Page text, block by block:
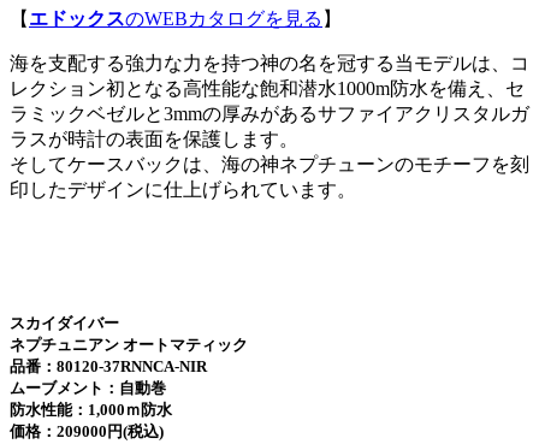
【 エドックスのWEBカタログを見る 】
海を支配する強力な力を持つ神の名を冠する当モデルは、コ
レクション初となる高性能な飽和潜水1000m防水を備え、セ
ラミックベゼルと3mmの厚みがあるサファイアクリスタルガ
ラスが時計の表面を保護します。
そしてケースバックは、海の神ネプチューンのモチーフを刻
印したデザインに仕上げられています。
スカイダイバー
ネプチュニアン オートマティック
品番：80120-37RNNCA-NIR
ムーブメント：自動巻
防水性能：1,000ｍ防水
価格：209000円(税込)